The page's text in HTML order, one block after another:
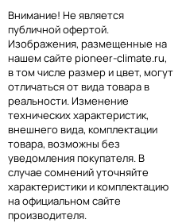
Внимание! Не является
публичной офертой.
Изображения, размещенные на
нашем сайте pioneer-climate.ru,
в том числе размер и цвет, могут
отличаться от вида товара в
реальности. Изменение
технических характеристик,
внешнего вида, комплектации
товара, возможны без
уведомления покупателя. В
случае сомнений уточняйте
характеристики и комплектацию
на официальном сайте
производителя.